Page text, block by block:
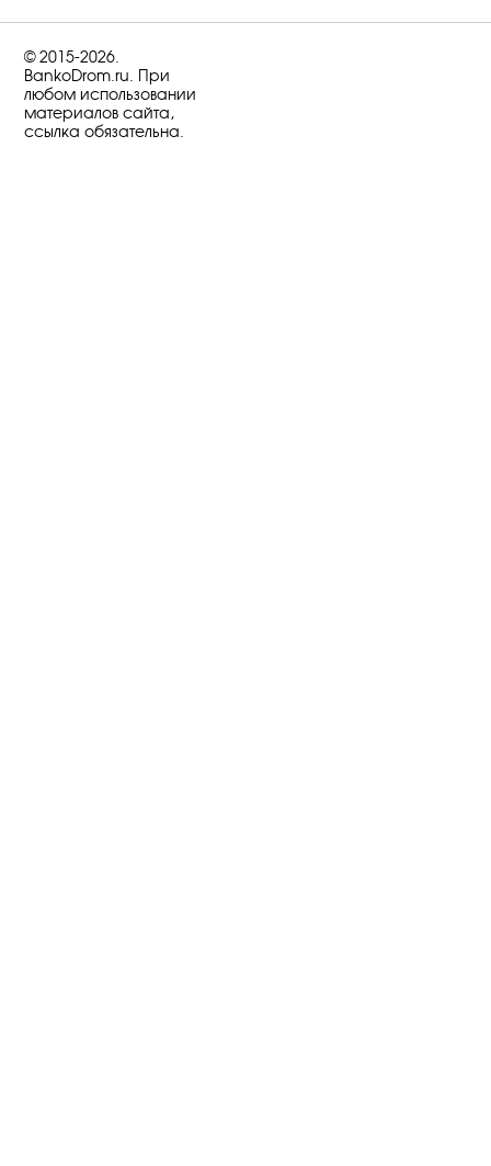
© 2015-2026.
BankoDrom.ru. При
любом использовании
материалов сайта,
ссылка обязательна.